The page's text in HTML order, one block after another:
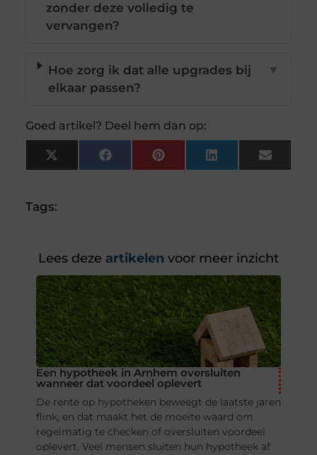
zonder deze volledig te
vervangen?
Hoe zorg ik dat alle upgrades bij
elkaar passen?
▼
Goed artikel? Deel hem dan op:
X
(Twitter)
FacebookPinterestLinkedInEmail
Tags:
Lees deze artikelen voor meer inzicht
Een hypotheek in Arnhem oversluiten
wanneer dat voordeel oplevert
De rente op hypotheken beweegt de laatste jaren
flink, en dat maakt het de moeite waard om
regelmatig te checken of oversluiten voordeel
oplevert. Veel mensen sluiten hun hypotheek af